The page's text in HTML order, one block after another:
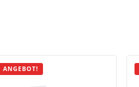
ANGEBOT!